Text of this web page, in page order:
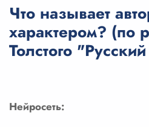
Вход
Вход с Telegram
Что называет
характером? (по
Толстого
Нейросеть: